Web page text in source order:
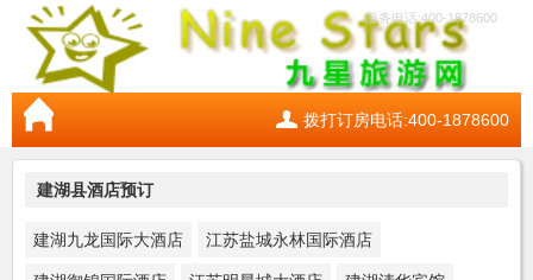
服务电话:400-1878600
拨打订房电话:400-1878600
建湖县酒店预订
建湖九龙国际大酒店 江苏盐城永林国际酒店